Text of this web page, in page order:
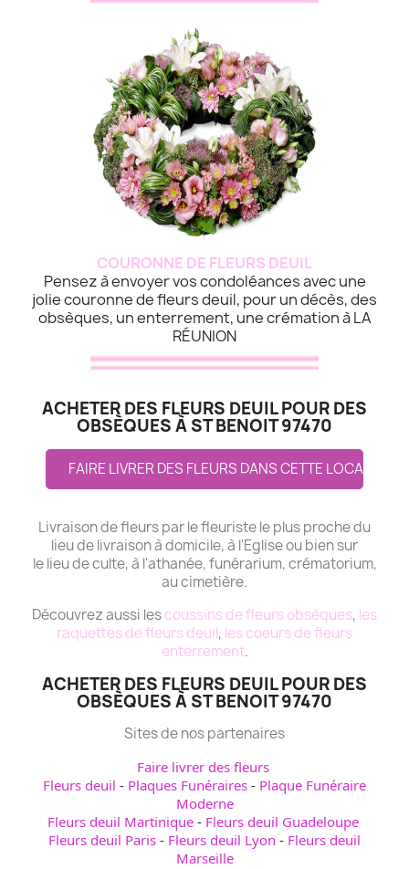
COURONNE DE FLEURS DEUIL
Pensez à envoyer vos condoléances avec une
jolie couronne de fleurs deuil, pour un décès, des
obsèques, un enterrement, une crémation à LA
RÉUNION
ACHETER DES FLEURS DEUIL POUR DES
OBSÈQUES À ST BENOIT 97470
FAIRE LIVRER DES FLEURS DANS CETTE LOCALITE
Livraison de fleurs par le fleuriste le plus proche du
lieu de livraison à domicile, à l'Eglise ou bien sur
le lieu de culte, à l'athanée, funérarium, crématorium,
au cimetière.
Découvrez aussi lescoussins de fleurs obsèques, les
raquettes de fleurs deuil, les coeurs de fleurs
enterrement.
ACHETER DES FLEURS DEUIL POUR DES
OBSÈQUES À ST BENOIT 97470
Sites de nos partenaires
Faire livrer des fleurs
Fleurs deuil - Plaques Funéraires - Plaque Funéraire
Moderne
Fleurs deuil Martinique- Fleurs deuil Guadeloupe
Fleurs deuil Paris - Fleurs deuil Lyon - Fleurs deuil
Marseille